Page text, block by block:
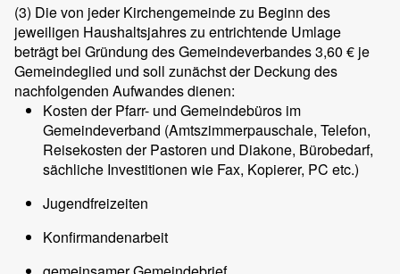
(3) Die von jeder Kirchengemeinde zu Beginn des
jeweiligen Haushaltsjahres zu entrichtende Umlage
beträgt bei Gründung des Gemeindeverbandes 3,60 € je
Gemeindeglied und soll zunächst der Deckung des
nachfolgenden Aufwandes dienen:
Kosten der Pfarr- und Gemeindebüros im
Gemeindeverband (Amtszimmerpauschale, Telefon,
Reisekosten der Pastoren und Diakone, Bürobedarf,
sächliche Investitionen wie Fax, Kopierer, PC etc.)
Jugendfreizeiten
Konfirmandenarbeit